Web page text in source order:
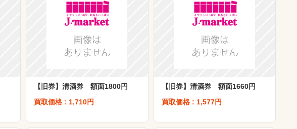
【旧券】清酒券 額面1800円
買取価格 : 1,710円
【旧券】清酒券 額面1660円
買取価格 : 1,577円